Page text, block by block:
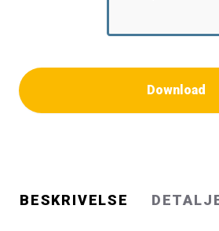
Download
BESKRIVELSE